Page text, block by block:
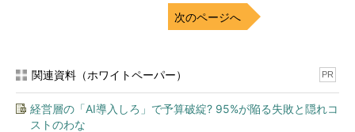
次のページへ
関連資料（ホワイトペーパー） PR
経営層の「AI導入しろ」で予算破綻? 95%が陥る失敗と隠れコ
ストのわな